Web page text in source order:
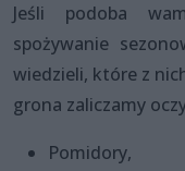
Jeśli podoba
spożywanie
wiedzieli, które z
grona zaliczamy
Pomidory,